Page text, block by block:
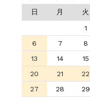
日 月 火
1
6
7 8
13
14 15
20
21 22
27
28 29